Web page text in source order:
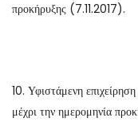
προκήρυξης (7.11.2017).
10. Υφιστάμενη
μέχρι την ημερομηνία